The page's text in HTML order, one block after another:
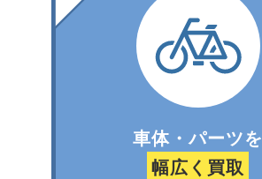
車体・パーツを
幅広く買取